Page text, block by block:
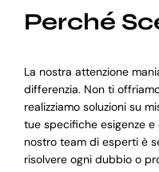
Perché
La nostra attenzione
differenzia. Non ti
realizziamo soluzioni su
tue specifiche esigenze e
nostro team di esperti è
risolvere ogni dubbio o